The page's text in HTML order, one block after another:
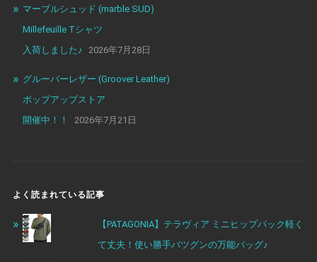
マーブルシュッド (marble SUD)
Millefeuille Tシャツ
入荷しました♪
2026年7月28日
グルーバーレザー (Groover Leather)
ポップアップストア
開催中！！
2026年7月21日
よく読まれている記事
【PATAGONIA】テラヴィア ミニヒップパック軽く
て丈夫！使い勝手バツグンの万能バッグ♪